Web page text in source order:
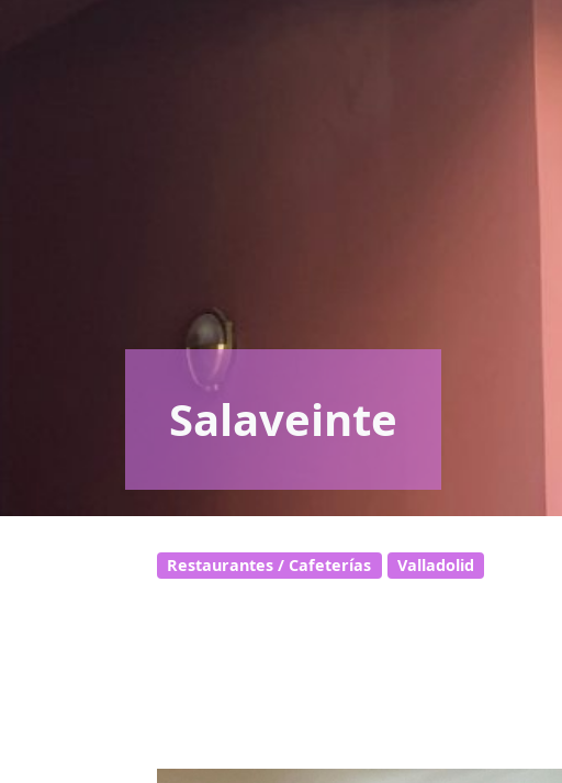
Salaveinte
Restaurantes / Cafeterías Valladolid